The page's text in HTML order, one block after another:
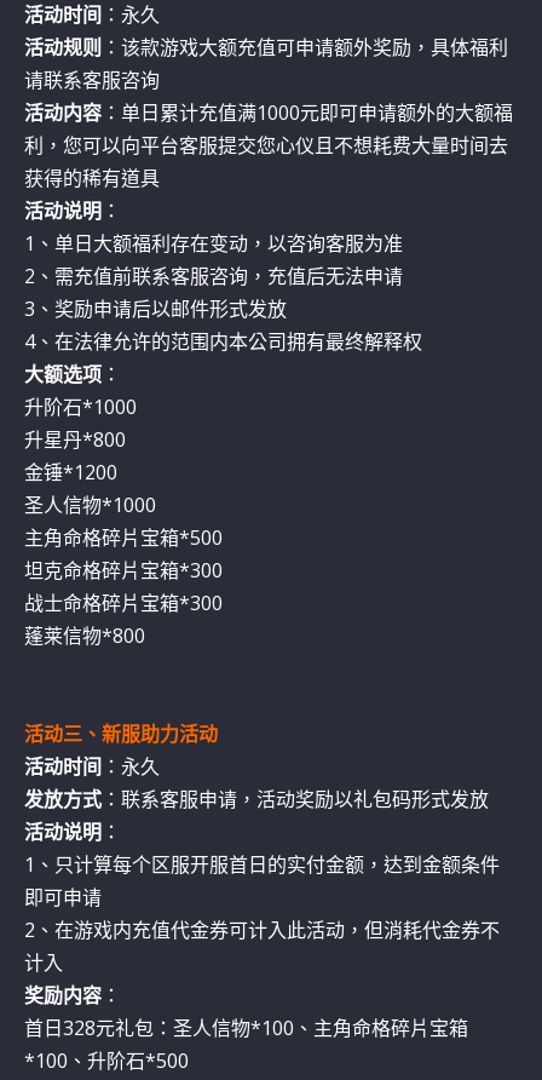
活动时间 ：永久
活动规则 ：该款游戏大额充值可申请额外奖励，具体福利
请联系客服咨询
活动内容 ：单日累计充值满1000元即可申请额外的大额福
利，您可以向平台客服提交您心仪且不想耗费大量时间去
获得的稀有道具
活动说明 ：
1、单日大额福利存在变动，以咨询客服为准
2、需充值前联系客服咨询，充值后无法申请
3、奖励申请后以邮件形式发放
4、在法律允许的范围内本公司拥有最终解释权
大额选项 ：
升阶石*1000
升星丹*800
金锤*1200
圣人信物*1000
主角命格碎片宝箱*500
坦克命格碎片宝箱*300
战士命格碎片宝箱*300
蓬莱信物*800
活动三、新服助力活动
活动时间 ：永久
发放方式 ：联系客服申请，活动奖励以礼包码形式发放
活动说明 ：
1、只计算每个区服开服首日的实付金额，达到金额条件
即可申请
2、在游戏内充值代金券可计入此活动，但消耗代金券不
计入
奖励内容 ：
首日328元礼包：圣人信物*100、主角命格碎片宝箱
*100、升阶石*500